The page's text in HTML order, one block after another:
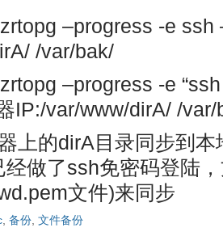
–progress -e
/var/bak/
–progress -e
IP:/var/www/dirA/ /var/
上的dirA目录同步到
做了ssh免密码登陆
文件)来同步
备份 文件备份